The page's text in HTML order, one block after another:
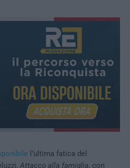
l’ultima fatica del
Attacco alla famiglia, con